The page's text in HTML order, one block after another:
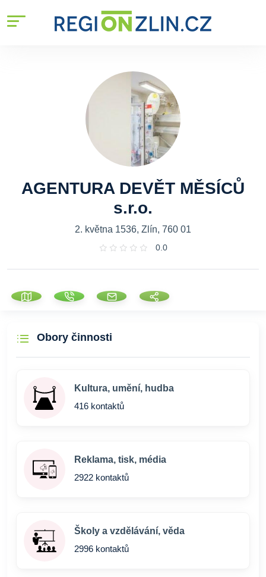
AGENTURA DEVĚT MĚSÍCŮ
s.r.o.
2. května 1536, Zlín, 760 01
0.0
Obory činnosti
Kultura, umění, hudba
416 kontaktů
Reklama, tisk, média
2922 kontaktů
Školy a vzdělávání, věda
2996 kontaktů